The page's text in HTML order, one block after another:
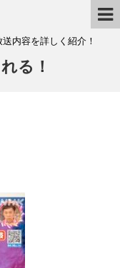
内容を詳しく紹介！
る！